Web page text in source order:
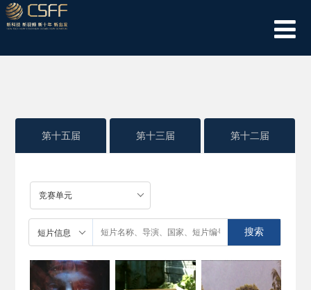
第十五届 第十三届 第十二届